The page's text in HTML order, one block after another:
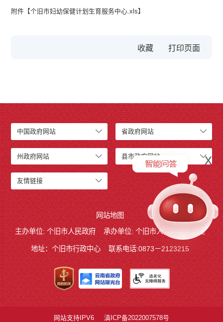
附件【个旧市妇幼保健计划生育服务中心.xls】
收藏
中国政府网站 省政府网站
州政府网站 县市政府网站
友情链接
网站地图
主办单位: 个旧市人民政府
承办单位: 个旧市人民政府办公室
地址：个旧市行政中心 联系电话:0873－2123215
x
网站支持IPV6 滇ICP备2022007578号